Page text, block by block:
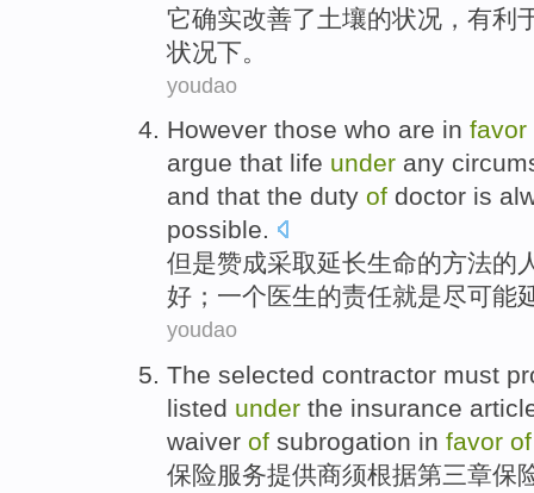
它确实改善了 土壤的状况 ， 有利
状况下。
youdao
However those who are in favor
argue that life under any
and that the duty of doctor is
possible.
但是赞成采取延长生命的方法的
好；一个医生的责任就是尽可能
youdao
The selected contractor must
listed under the insurance
waiver of subrogation in favor of
保险服务提供商须根据第三章保